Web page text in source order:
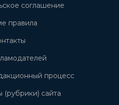
соглашение
правила
процесс
(рубрики) сайта